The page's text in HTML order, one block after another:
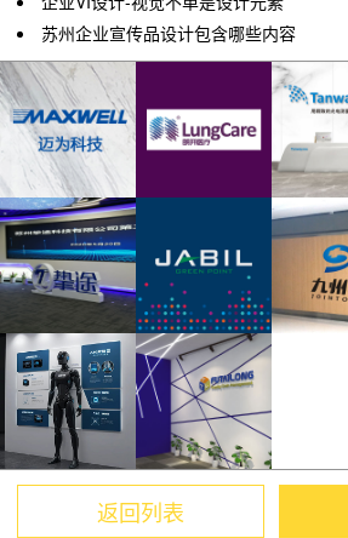
苏州企业宣传品设计包含哪些内容
返回列表